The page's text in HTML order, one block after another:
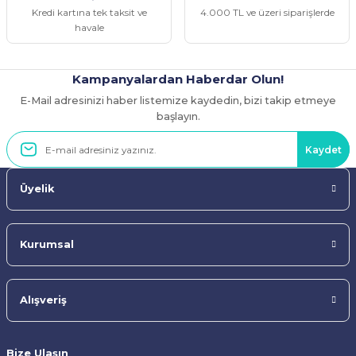
Gönder
Kredi kartına tek taksit ve
havale
4.000 TL ve üzeri siparişlerde
Kampanyalardan Haberdar Olun!
E-Mail adresinizi haber listemize kaydedin, bizi takip etmeye
başlayın.
Kaydet
Üyelik
Kurumsal
Alışveriş
Bize Ulaşın